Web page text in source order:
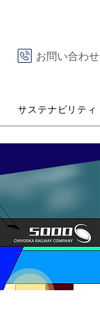
お問い合わせ
サステナビリティ